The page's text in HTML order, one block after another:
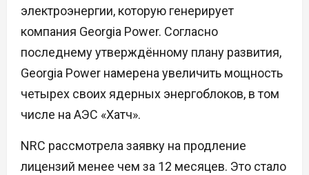
электроэнергии, которую генерирует
компания Georgia Power. Согласно
последнему утверждённому плану развития,
Georgia Power намерена увеличить мощность
четырех своих ядерных энергоблоков, в том
числе на АЭС «Хатч».
NRC рассмотрела заявку на продление
лицензий менее чем за 12 месяцев. Это стало